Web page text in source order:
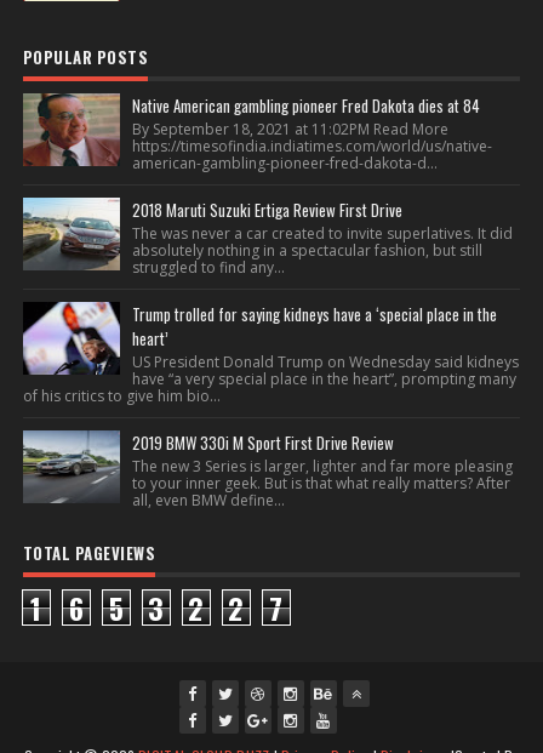
POPULAR POSTS
Native American gambling pioneer Fred Dakota dies at 84
By September 18, 2021 at 11:02PM Read More
https://timesofindia.indiatimes.com/world/us/native-
american-gambling-pioneer-fred-dakota-d...
2018 Maruti Suzuki Ertiga Review First Drive
The was never a car created to invite superlatives. It did
absolutely nothing in a spectacular fashion, but still
struggled to find any...
Trump trolled for saying kidneys have a ‘special place in the
heart’
US President Donald Trump on Wednesday said kidneys
have “a very special place in the heart”, prompting many
of his critics to give him bio...
2019 BMW 330i M Sport First Drive Review
The new 3 Series is larger, lighter and far more pleasing
to your inner geek. But is that what really matters? After
all, even BMW define...
TOTAL PAGEVIEWS
1 6 5 3 2 2 7
fac twi gpl ins you